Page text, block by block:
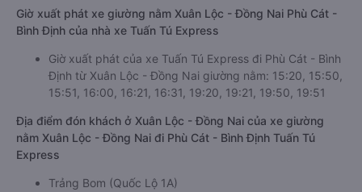
Giờ xuất phát xe giường nằm Xuân Lộc - Đồng Nai Phù Cát -
Bình Định của nhà xe Tuấn Tú Express
Giờ xuất phát của xe Tuấn Tú Express đi Phù Cát - Bình
Định từ Xuân Lộc - Đồng Nai giường nằm: 15:20, 15:50,
15:51, 16:00, 16:21, 16:31, 19:20, 19:21, 19:50, 19:51
Địa điểm đón khách ở Xuân Lộc - Đồng Nai của xe giường
nằm Xuân Lộc - Đồng Nai đi Phù Cát - Bình Định Tuấn Tú
Express
Trảng Bom (Quốc Lộ 1A)